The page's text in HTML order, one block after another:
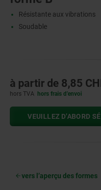
Résistante aux vibrations
Soudable
à partir de 8,85
hors TVA hors frais d’envoi
VEUILLEZ D’ABORD
vers l’aperçu des formes